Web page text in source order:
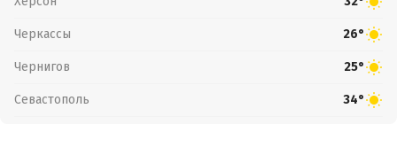
Черкассы 26°
Чернигов 25°
Севастополь 34°